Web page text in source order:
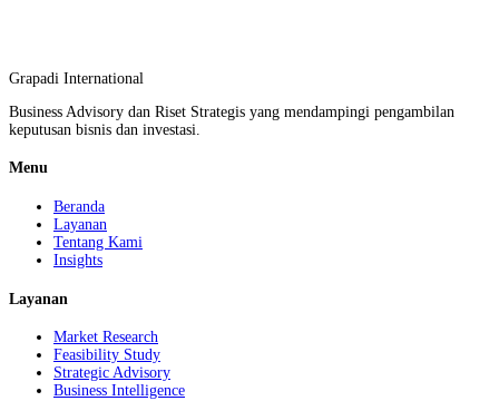
Grapadi International
Business Advisory dan Riset Strategis yang mendampingi pengambilan
keputusan bisnis dan investasi.
Menu
Beranda
Layanan
Tentang Kami
Insights
Layanan
Market Research
Feasibility Study
Strategic Advisory
Business Intelligence